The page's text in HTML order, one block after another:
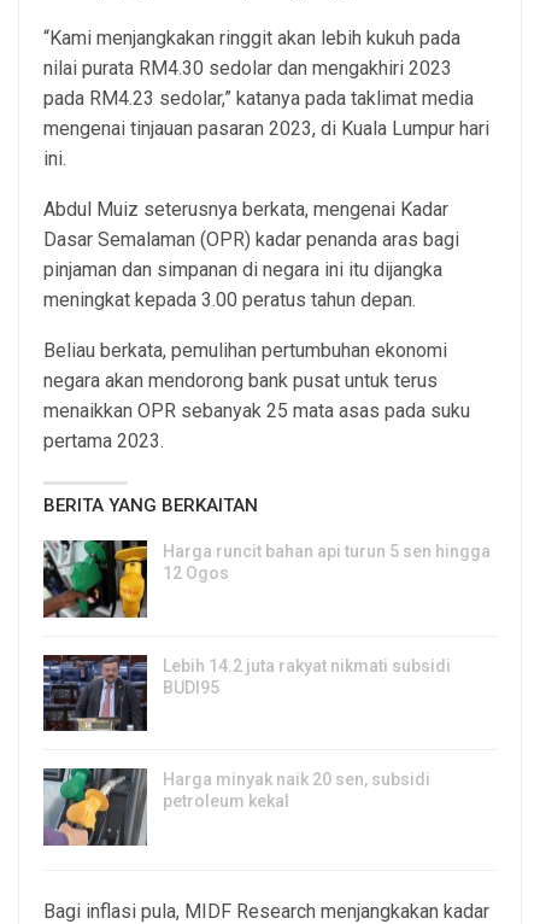
“Kami menjangkakan ringgit akan lebih kukuh pada
nilai purata RM4.30 sedolar dan mengakhiri 2023
pada RM4.23 sedolar,” katanya pada taklimat media
mengenai tinjauan pasaran 2023, di Kuala Lumpur hari
ini.
Abdul Muiz seterusnya berkata, mengenai Kadar
Dasar Semalaman (OPR) kadar penanda aras bagi
pinjaman dan simpanan di negara ini itu dijangka
meningkat kepada 3.00 peratus tahun depan.
Beliau berkata, pemulihan pertumbuhan ekonomi
negara akan mendorong bank pusat untuk terus
menaikkan OPR sebanyak 25 mata asas pada suku
pertama 2023.
BERITA YANG BERKAITAN
Harga runcit bahan api turun 5 sen hingga
12 Ogos
Lebih 14.2 juta rakyat nikmati subsidi
BUDI95
Harga minyak naik 20 sen, subsidi
petroleum kekal
Bagi inflasi pula, MIDF Research menjangkakan kadar